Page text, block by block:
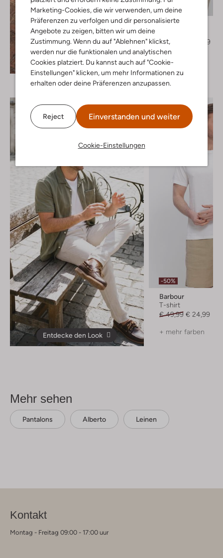
Marketing-Cookies, die wir verwenden, um deine
Präferenzen zu verfolgen und dir personalisierte
Angebote zu zeigen, bitten wir um deine
Zustimmung. Wenn du auf "Ablehnen" klickst,
werden nur die funktionalen und analytischen
Cookies platziert. Du kannst auch auf "Cookie-
Einstellungen" klicken, um mehr Informationen zu
erhalten oder deine Präferenzen anzupassen.
Reject Einverstanden und weiter
Cookie-Einstellungen
Entdecke den Look
-30%
Barbour
€ 64,99
€ 44,99
+ mehr farben
Entdecke den Look
-50%
Barbour
T-shirt
€ 49,99 € 24,99
+ mehr farben
Mehr sehen
Pantalons Alberto Leinen
Kontakt
Montag - Freitag 09:00 - 17:00 uur